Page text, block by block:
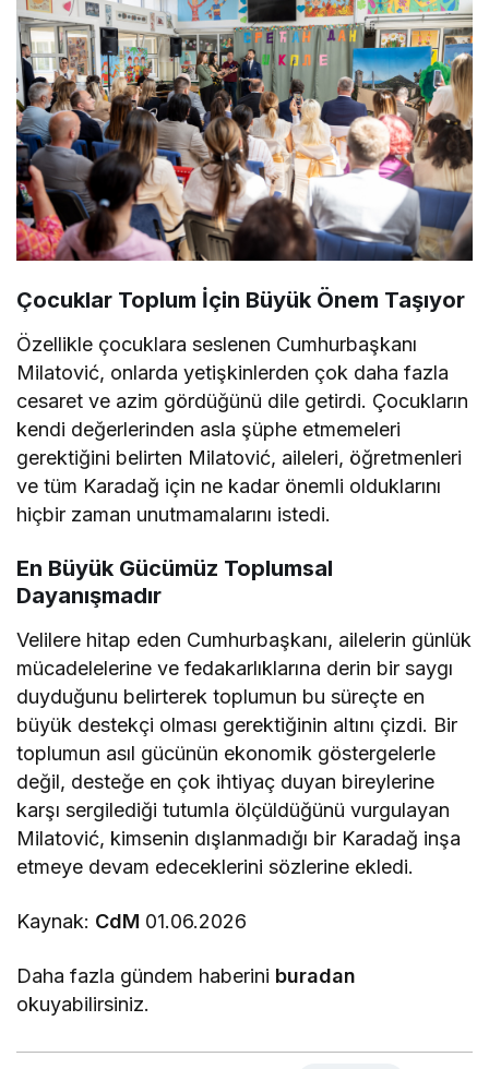
Çocuklar Toplum İçin Büyük Önem Taşıyor
Özellikle çocuklara seslenen Cumhurbaşkanı
Milatović, onlarda yetişkinlerden çok daha fazla
cesaret ve azim gördüğünü dile getirdi. Çocukların
kendi değerlerinden asla şüphe etmemeleri
gerektiğini belirten Milatović, aileleri, öğretmenleri
ve tüm Karadağ için ne kadar önemli olduklarını
hiçbir zaman unutmamalarını istedi.
En Büyük Gücümüz Toplumsal
Dayanışmadır
Velilere hitap eden Cumhurbaşkanı, ailelerin günlük
mücadelelerine ve fedakarlıklarına derin bir saygı
duyduğunu belirterek toplumun bu süreçte en
büyük destekçi olması gerektiğinin altını çizdi. Bir
toplumun asıl gücünün ekonomik göstergelerle
değil, desteğe en çok ihtiyaç duyan bireylerine
karşı sergilediği tutumla ölçüldüğünü vurgulayan
Milatović, kimsenin dışlanmadığı bir Karadağ inşa
etmeye devam edeceklerini sözlerine ekledi.
Kaynak: CdM 01.06.2026
Daha fazla gündem haberini buradan
okuyabilirsiniz.